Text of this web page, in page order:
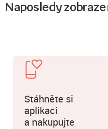
Naposledy
Stáhněte si
aplikaci
a nakupujte